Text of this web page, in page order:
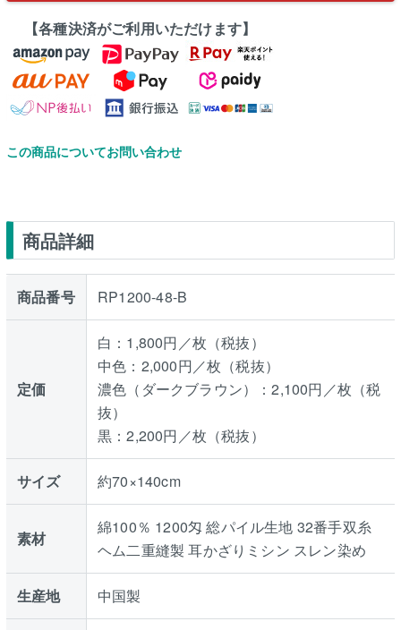
【各種決済がご利用いただけます】
この商品についてお問い合わせ
商品詳細
商品番号 RP1200-48-B
定価
白：1,800円／枚（税抜）
中色：2,000円／枚（税抜）
濃色（ダークブラウン）：2,100円／枚（税
抜）
黒：2,200円／枚（税抜）
サイズ 約70×140cm
素材
綿100％ 1200匁 総パイル生地 32番手双糸
ヘム二重縫製 耳かざりミシン スレン染め
生産地 中国製